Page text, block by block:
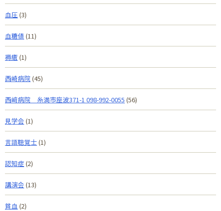
血圧 (3)
血糖値 (11)
褥瘡(1)
西崎病院 (45)
西﨑病院 糸満市座波371-1 098-992-0055 (56)
見学会 (1)
言語聴覚士(1)
認知症(2)
講演会 (13)
貧血 (2)